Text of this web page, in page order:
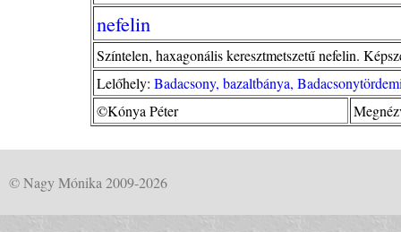
nefelin
Színtelen, haxagonális keresztmetszetű nefelin.
Lelőhely: Badacsony, bazaltbánya,
©Kónya Péter
© Nagy Mónika 2009-2026